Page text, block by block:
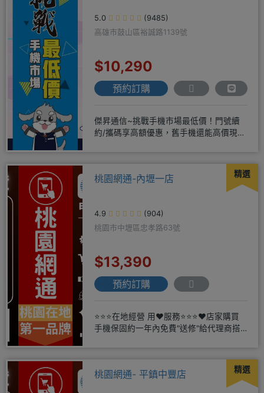
5.0
(9485)
高雄市鼓山區裕誠路1139號
$10,290
預約訂購
傑昇通信~挑戰手機市場最低價！門號續
約/攜碼享高額優惠，舊手機還能高價現金
精選
桃園網通-內壢一店
4.9
(904)
桃園市中壢區忠孝路63號
$13,390
預約訂購
⭐⭐⭐在地經營 用❤️服務⭐⭐⭐❤️店家購買
手機保固約一年內免費"送修"給代理商搭
精選
桃園網通- 平鎮中豐店